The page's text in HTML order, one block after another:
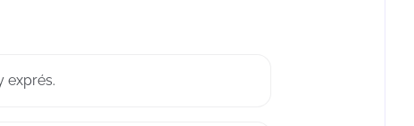
exprés.